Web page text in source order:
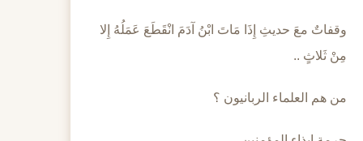
وقفاتٌ معَ حديثِ إِذَا مَاتَ ابْنُ آدَمَ انْقَطَعَ عَمَلُهُ إِلا
مِنْ ثَلاثٍ ..
من هم العلماء الربانيون ؟